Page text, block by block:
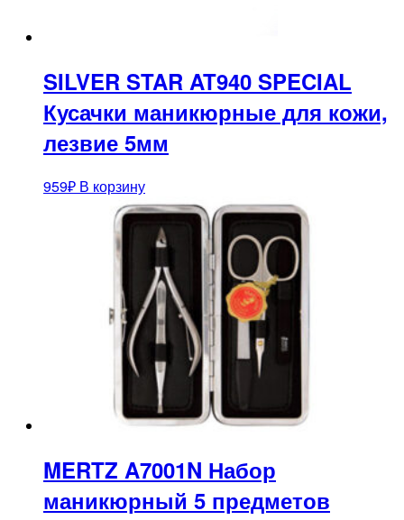
SILVER STAR AT940 SPECIAL
Кусачки маникюрные для кожи,
лезвие 5мм
959₽ В корзину
MERTZ A7001N Набор
маникюрный 5 предметов